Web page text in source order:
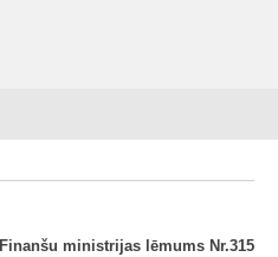
Finanšu ministrijas lēmums Nr.315